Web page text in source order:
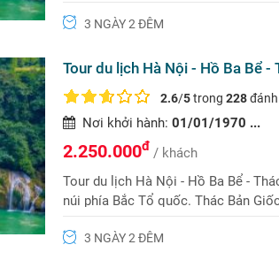
3 NGÀY 2 ĐÊM
Tour du lịch Hà Nội - Hồ Ba Bể
2.6/5trong 228đánh
Nơi khởi hành: 01/01/1970 ...
2.250.000đ / khách
Tour du lịch Hà Nội - Hồ Ba Bể -
núi phía Bắc Tổ quốc. Thác Bản
3 NGÀY 2 ĐÊM